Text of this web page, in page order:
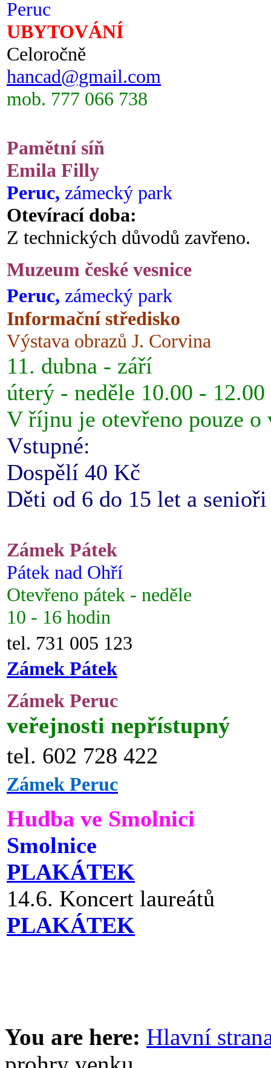
Peruc
UBYTOVÁNÍ
Celoročně
hancad@gmail.com
mob. 777 066 738
Pamětní síň
Emila Filly
Peruc, zámecký park
Otevírací doba:
Z technických důvodů zavřeno.
Muzeum české vesnice
Peruc, zámecký park
Informační středisko
Výstava obrazů J. Corvina
11. dubna - září
úterý - neděle 10.00 -
V říjnu je otevřeno pouze o
Vstupné:
Dospělí 40 Kč
Děti od 6 do 15 let a
Zámek Pátek
Pátek nad Ohří
Otevřeno pátek - neděle
10 - 16 hodin
tel. 731 005 123
Zámek Pátek
Zámek Peruc
veřejnosti nepřístupný
tel. 602 728 422
Zámek Peruc
Hudba ve Smolnici
Smolnice
PLAKÁTEK
14.6. Koncert laureátů
PLAKÁTEK
You are here: Hlavní